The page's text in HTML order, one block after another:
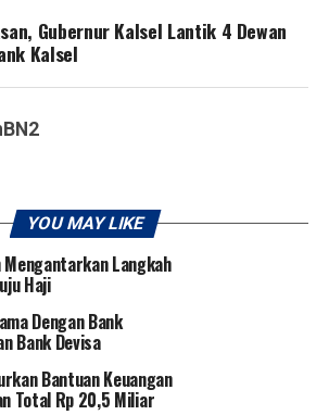
Gubernur Kalsel Lantik 4 Dewan
Kalsel
YOU MAY LIKE
Mengantarkan Langkah
Haji
Dengan Bank
Bank Devisa
Bantuan Keuangan
Total Rp 20,5 Miliar